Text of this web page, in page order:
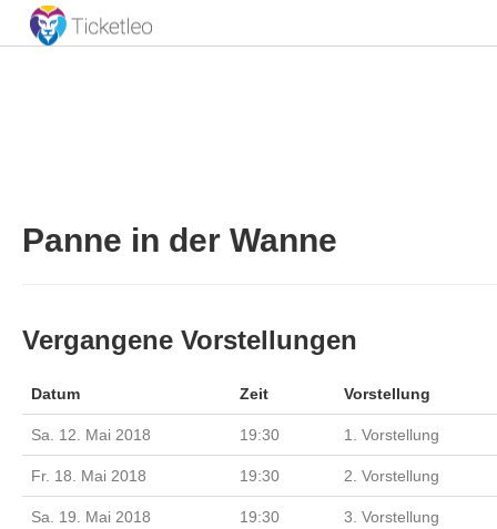
Panne in der Wanne
Vergangene Vorstellungen
Datum Zeit Vorstellung
Sa. 12. Mai 2018 19:30 1. Vorstellung
Fr. 18. Mai 2018 19:30 2. Vorstellung
Sa. 19. Mai 2018 19:30 3. Vorstellung